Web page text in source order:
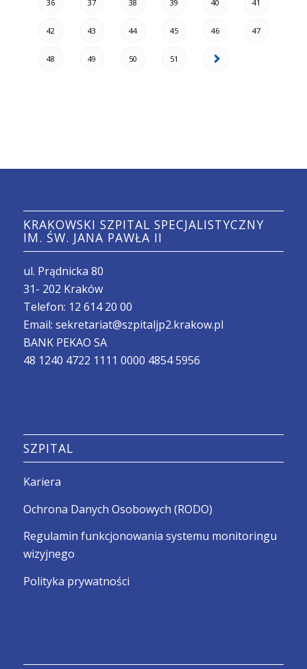
36 37 38 39 40 41
42 43 44 45 46 47
48 49 50 51
KRAKOWSKI SZPITAL SPECJALISTYCZNY
IM. ŚW. JANA PAWŁA II
ul. Prądnicka 80
31- 202 Kraków
Telefon: 12 614 20 00
Email: sekretariat@szpitaljp2.krakow.pl
BANK PEKAO SA
48 1240 4722 1111 0000 4854 5956
SZPITAL
Kariera
Ochrona Danych Osobowych (RODO)
Regulamin funkcjonowania systemu monitoringu
wizyjnego
Polityka prywatności